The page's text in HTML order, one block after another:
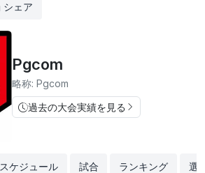
シェア
Pgcom
略称: Pgcom
過去の大会実績を見る
スケジュール 試合 ランキング 選